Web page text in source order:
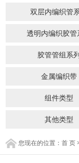
双层内编织管
透明内编织胶管
胶管管组系列
金属编织带
组件类型
其他类型
您现在的位置：首 页